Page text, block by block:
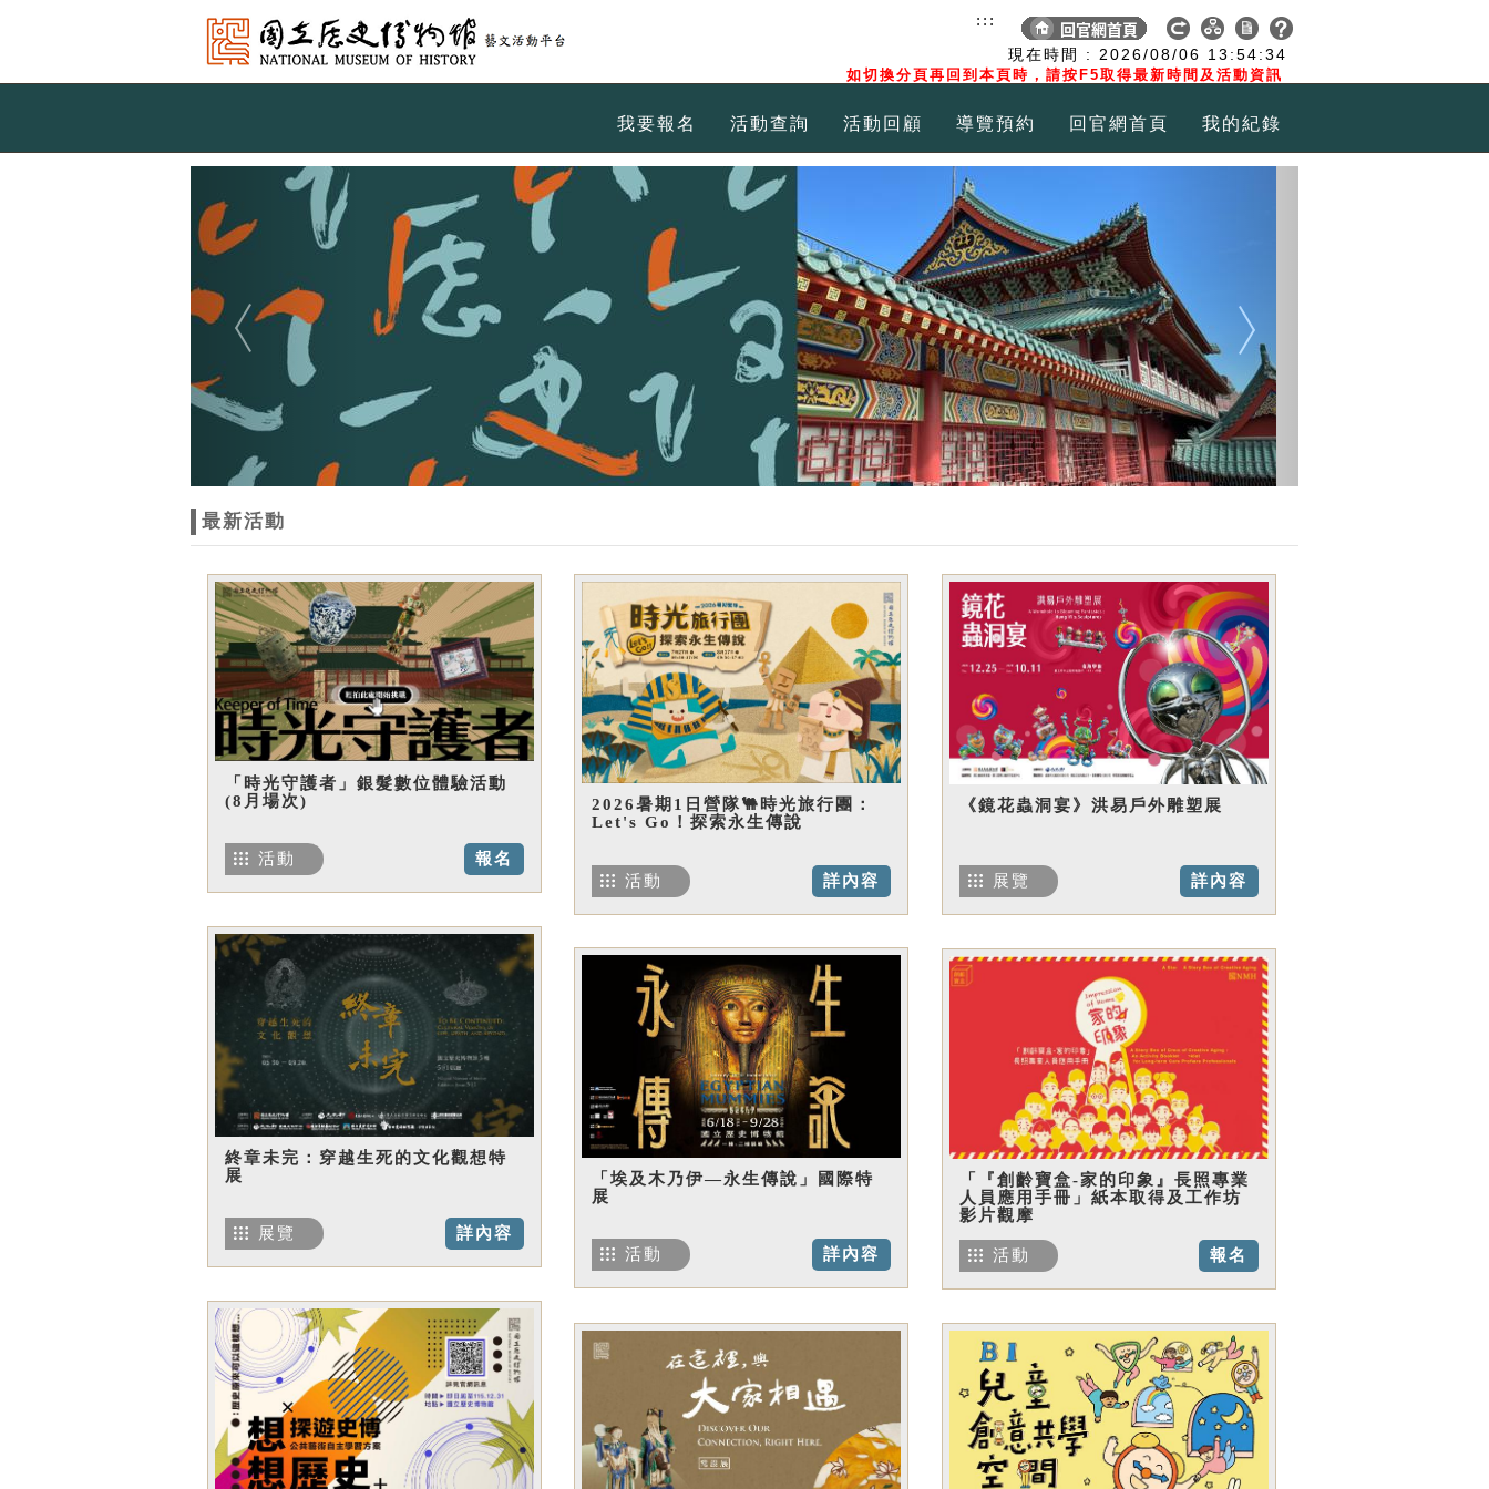
現在時間 : 2026/08/06 13:54:35
如切換分頁再回到本頁時，請按F5取得最新時間及活動資訊
:::
我要報名 活動查詢 活動回顧 導覽預約 回官網首頁 我的紀錄
Previous
最新活動
「時光守護者」銀髮數位體驗活動
(8月場次)
報名
活動
2026暑期1日營隊🐫時光旅行團：
Let's Go！探索永生傳說
詳內容
活動
《鏡花蟲洞宴》洪易戶外雕塑展
詳內容
展覽
終章未完：穿越生死的文化觀想特
展
詳內容
展覽
「埃及木乃伊—永生傳說」國際特
展
詳內容
活動
「『創齡寶盒-家的印象』長照專業
人員應用手冊」紙本取得及工作坊
影片觀摩
報名
活動